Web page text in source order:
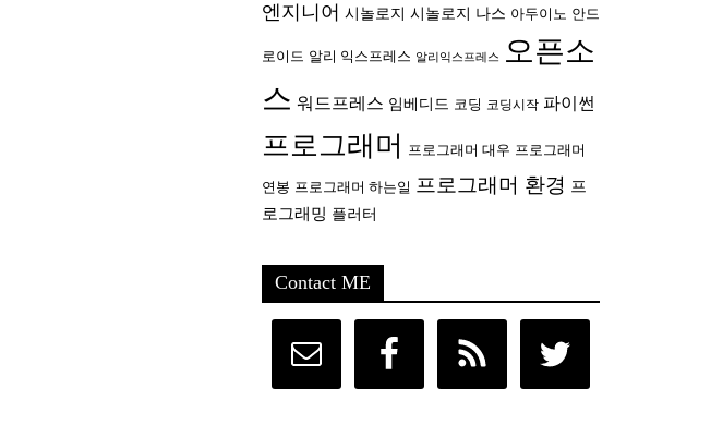
엔지니어 시놀로지 시놀로지 나스 아두이노 안드
로이드 알리 익스프레스 알리익스프레스
오픈소
스 워드프레스 임베디드 코딩 코딩시작 파이썬
프로그래머 프로그래머 대우 프로그래머
연봉 프로그래머 하는일 프로그래머 환경 프
로그래밍 플러터
Contact ME